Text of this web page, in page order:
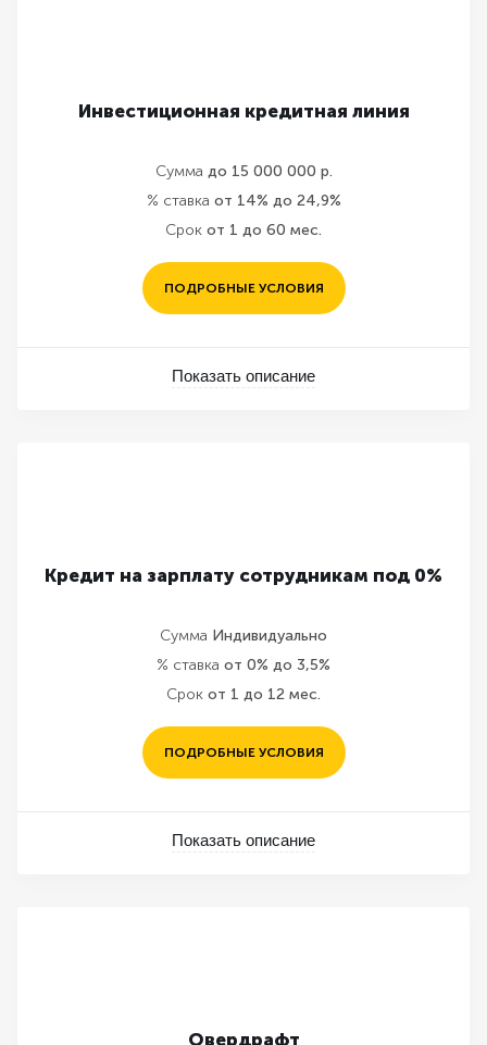
Инвестиционная кредитная линия
Сумма до 15 000 000 р.
% ставка от 14% до 24,9%
Срок от 1 до 60 мес.
ПОДРОБНЫЕ УСЛОВИЯ
Показать описание
Кредит на зарплату сотрудникам под 0%
Сумма Индивидуально
% ставка от 0% до 3,5%
Срок от 1 до 12 мес.
ПОДРОБНЫЕ УСЛОВИЯ
Показать описание
Овердрафт